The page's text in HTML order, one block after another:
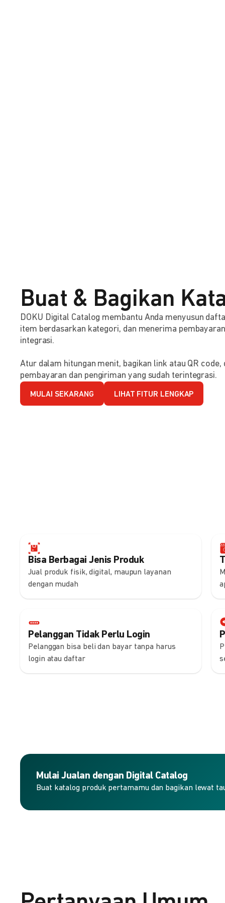
Buat & Bagikan
DOKU Digital Catalog membantu Anda menyusun
item berdasarkan kategori, dan menerima
integrasi.
Atur dalam hitungan menit, bagikan link atau QR
pembayaran dan pengiriman yang sudah terintegrasi.
MULAI SEKARANG LIHAT FITUR LENGKAP
Bisa Berbagai Jenis Produk
Jual produk fisik, digital, maupun layanan
dengan mudah
Pelanggan Tidak Perlu Login
Pelanggan bisa beli dan bayar tanpa harus
login atau daftar
Mulai Jualan dengan Digital Catalog
Buat katalog produk pertamamu dan bagikan lewat